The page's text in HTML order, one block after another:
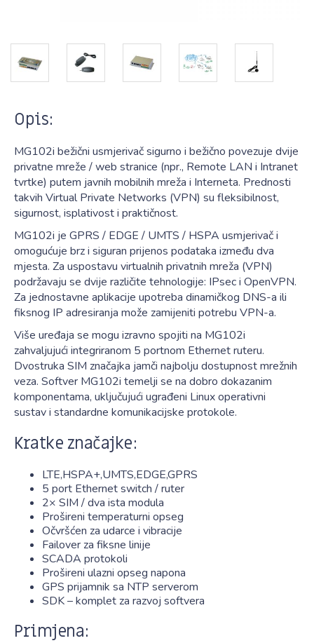
Opis:
MG102i bežični usmjerivač sigurno i bežično povezuje dvije
privatne mreže / web stranice (npr., Remote LAN i Intranet
tvrtke) putem javnih mobilnih mreža i Interneta. Prednosti
takvih Virtual Private Networks (VPN) su fleksibilnost,
sigurnost, isplativost i praktičnost.
MG102i je GPRS / EDGE / UMTS / HSPA usmjerivač i
omogućuje brz i siguran prijenos podataka između dva
mjesta. Za uspostavu virtualnih privatnih mreža (VPN)
podržavaju se dvije različite tehnologije: IPsec i OpenVPN.
Za jednostavne aplikacije upotreba dinamičkog DNS-a ili
fiksnog IP adresiranja može zamijeniti potrebu VPN-a.
Više uređaja se mogu izravno spojiti na MG102i
zahvaljujući integriranom 5 portnom Ethernet ruteru.
Dvostruka SIM značajka jamči najbolju dostupnost mrežnih
veza. Softver MG102i temelji se na dobro dokazanim
komponentama, uključujući ugrađeni Linux operativni
sustav i standardne komunikacijske protokole.
Kratke značajke:
LTE,HSPA+,UMTS,EDGE,GPRS
5 port Ethernet switch / ruter
2× SIM / dva ista modula
Prošireni temperaturni opseg
Očvršćen za udarce i vibracije
Failover za fiksne linije
SCADA protokoli
Prošireni ulazni opseg napona
GPS prijamnik sa NTP serverom
SDK – komplet za razvoj softvera
Primjena: